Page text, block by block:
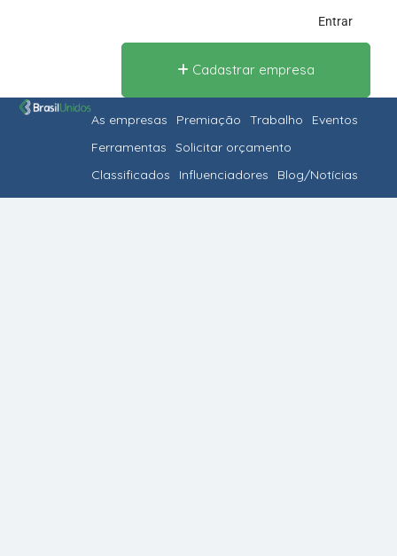
Entrar
Cadastrar empresa
As empresas Premiação Trabalho
Eventos
Ferramentas
Solicitar orçamento
Classificados
Influenciadores Blog/Notícias